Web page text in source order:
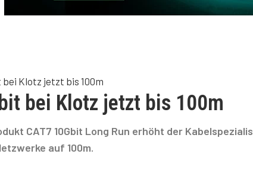
bei Klotz jetzt bis 100m
bei Klotz jetzt bis 100m
CAT7 10Gbit Long Run erhöht der
auf 100m.